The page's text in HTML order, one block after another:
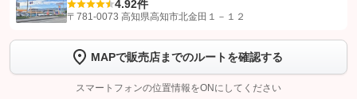
【STEP1】認証画面でグーネットを友だち追加してから「許可する」ボタンを押
トーク画面で
ボタンをタップして問い合わせを
完了してください。
4.92件
〒781-0073 高知県高知市北金田１－１２
MAPで販売店までのルートを確認する
スマートフォンの位置情報をONにしてください